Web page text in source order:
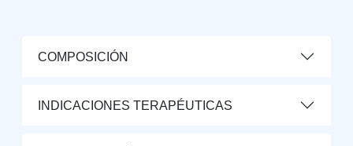
COMPOSICIÓN
INDICACIONES TERAPÉUTICAS